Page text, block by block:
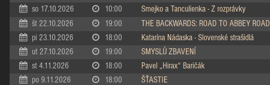
so 17.10.2026 10:00 Smejko a Tanculienka - Z rozprávky
št 22.10.2026 19:00 THE BACKWARDS: ROAD TO ABBEY ROAD
pi 23.10.2026 18:00 Katarína Nádaska - Slovenské strašidlá
ut 27.10.2026 19:00 SMYSLŮ ZBAVENÍ
st 4.11.2026 18:00 Pavel „Hirax“ Baričák
po 9.11.2026 18:00 ŠŤASTIE